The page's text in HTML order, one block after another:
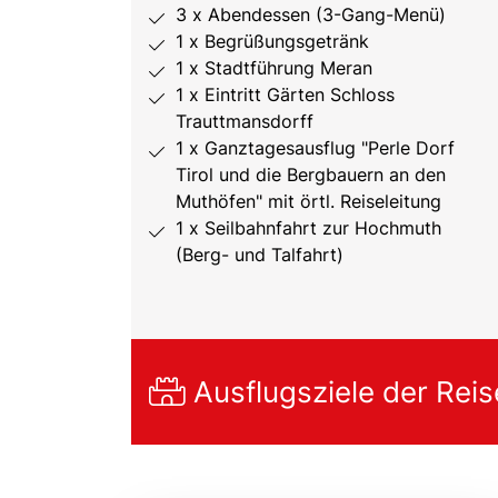
3 x Abendessen (3-Gang-Menü)
1 x Begrüßungsgetränk
1 x Stadtführung Meran
1 x Eintritt Gärten Schloss
Trauttmansdorff
1 x Ganztagesausflug "Perle Dorf
Tirol und die Bergbauern an den
Muthöfen" mit örtl. Reiseleitung
1 x Seilbahnfahrt zur Hochmuth
(Berg- und Talfahrt)
Ausflugsziele der